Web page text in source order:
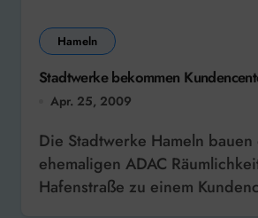
Hameln
Stadtwerke bekommen
Apr. 25, 2009
Die Stadtwerke Hameln bauen die
ehemaligen ADAC
Hafenstraße zu einem